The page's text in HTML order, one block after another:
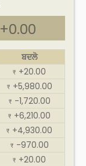
+0.00
ਬਦਲੋ
₹ +20.00
₹ +5,980.00
₹ -1,720.00
₹ +6,210.00
₹ +4,930.00
₹ -970.00
₹ +20.00